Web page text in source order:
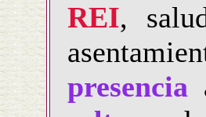
REI,
presencia